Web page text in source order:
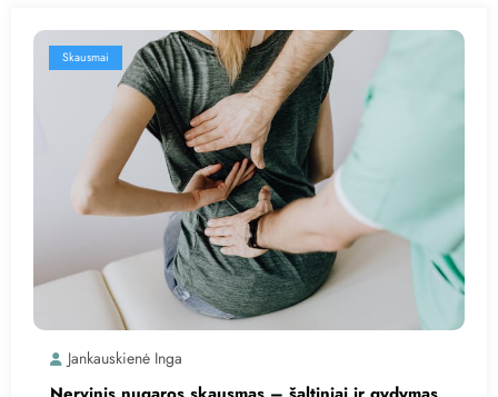
Skausmai
Jankauskienė Inga